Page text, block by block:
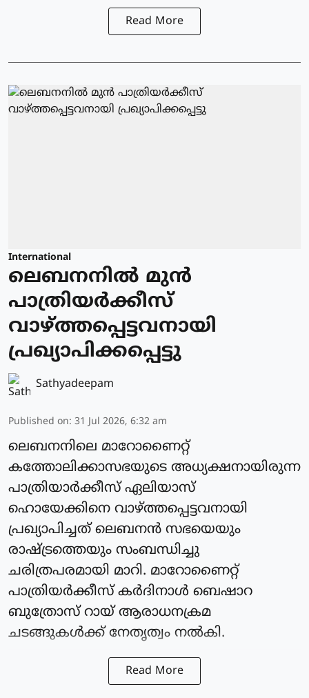
Read More
International
ലെബനനില്‍ മുന്‍
പാത്രിയര്‍ക്കീസ്
വാഴ്ത്തപ്പെട്ടവനായി
പ്രഖ്യാപിക്കപ്പെട്ടു
Sathyadeepam
Published on: 31 Jul 2026, 6:32 am
ലെബനനിലെ മാറോണൈറ്റ്
കത്തോലിക്കാസഭയുടെ അധ്യക്ഷനായിരുന്ന
പാത്രിയാര്‍ക്കീസ് ഏലിയാസ്
ഹൊയേക്കിനെ വാഴ്ത്തപ്പെട്ടവനായി
പ്രഖ്യാപിച്ചത് ലെബനന്‍ സഭയെയും
രാഷ്ട്രത്തെയും സംബന്ധിച്ചു
ചരിത്രപരമായി മാറി. മാറോണൈറ്റ്
പാത്രിയര്‍ക്കീസ് കർദിനാള്‍ ബെഷാറ
ബുത്രോസ് റായ് ആരാധനക്രമ
ചടങ്ങുകള്‍ക്ക് നേതൃത്വം നല്‍കി.
Read More